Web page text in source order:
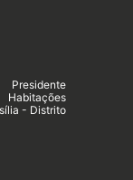
- Distrito